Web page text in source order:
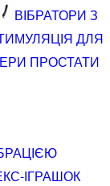
ВІБРАТОРИ З
ДЛЯ
ПРОСТАТИ
ІГРАШОК